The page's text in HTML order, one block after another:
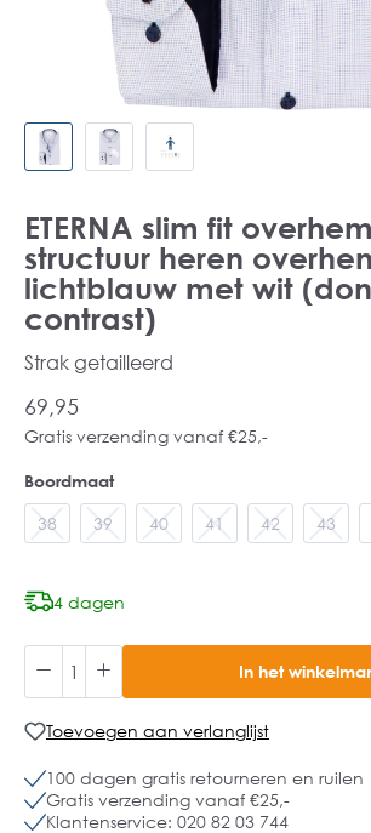
ETERNA slim fit
structuur heren
lichtblauw met wit
contrast)
Strak getailleerd
69,95
Gratis verzending vanaf €25,-
Boordmaat
38 39 40 41 42 43
4 dagen
In het
Toevoegen aan verlanglijst
100 dagen gratis retourneren en ruilen
Gratis verzending vanaf €25,-
Klantenservice: 020 82 03 744